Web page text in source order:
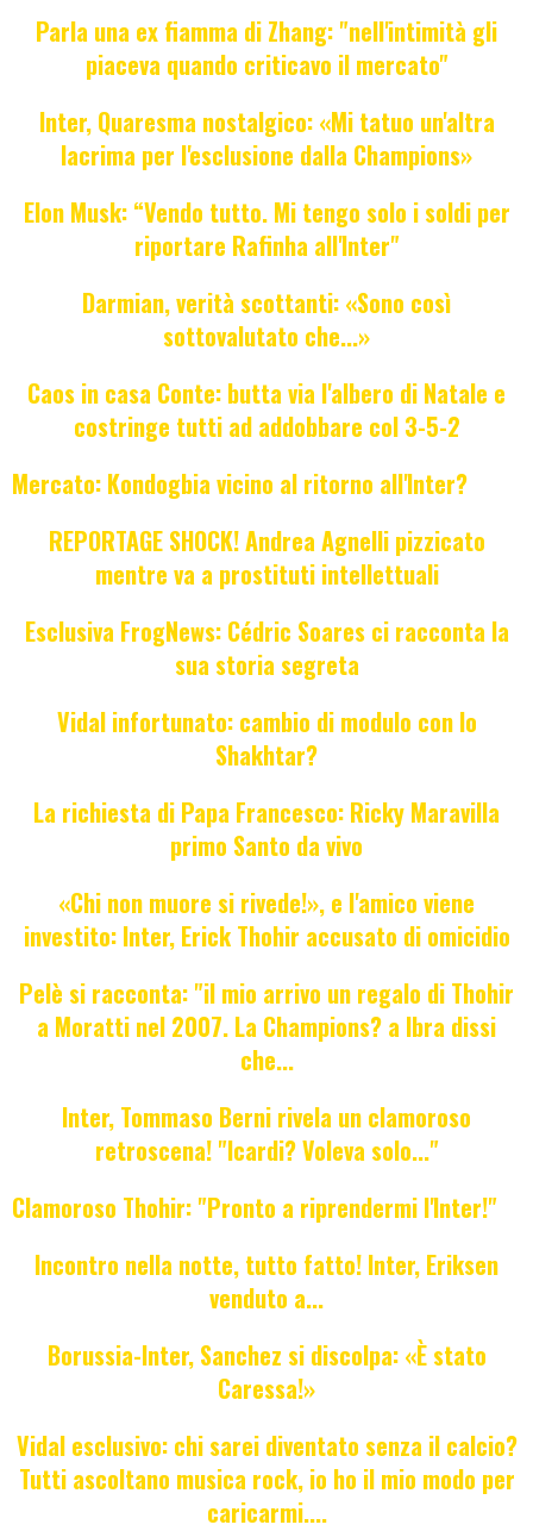
Parla una ex fiamma di Zhang: "nell'intimità gli
piaceva quando criticavo il mercato"
Inter, Quaresma nostalgico: «Mi tatuo un'altra
lacrima per l'esclusione dalla Champions»
Elon Musk: “Vendo tutto. Mi tengo solo i soldi per
riportare Rafinha all'Inter"
Darmian, verità scottanti: «Sono così
sottovalutato che...»
Caos in casa Conte: butta via l'albero di Natale e
costringe tutti ad addobbare col 3-5-2
Mercato: Kondogbia vicino al ritorno all'Inter?
REPORTAGE SHOCK! Andrea Agnelli pizzicato
mentre va a prostituti intellettuali
Esclusiva FrogNews: Cédric Soares ci racconta la
sua storia segreta
Vidal infortunato: cambio di modulo con lo
Shakhtar?
La richiesta di Papa Francesco: Ricky Maravilla
primo Santo da vivo
«Chi non muore si rivede!», e l'amico viene
investito: Inter, Erick Thohir accusato di omicidio
Pelè si racconta: "il mio arrivo un regalo di Thohir
a Moratti nel 2007. La Champions? a Ibra dissi
che...
Inter, Tommaso Berni rivela un clamoroso
retroscena! "Icardi? Voleva solo..."
Clamoroso Thohir: "Pronto a riprendermi l'Inter!"
Incontro nella notte, tutto fatto! Inter, Eriksen
venduto a...
Borussia-Inter, Sanchez si discolpa: «È stato
Caressa!»
Vidal esclusivo: chi sarei diventato senza il calcio?
Tutti ascoltano musica rock, io ho il mio modo per
caricarmi....